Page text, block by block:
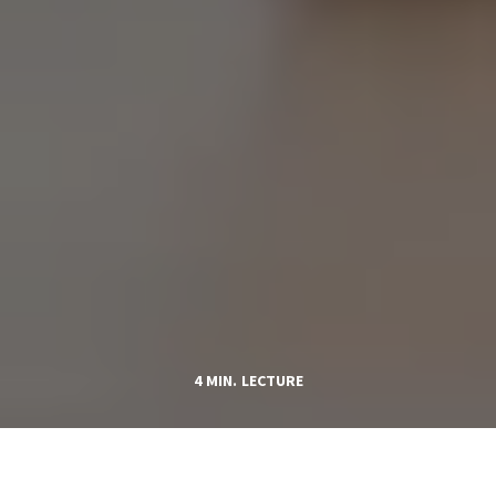
4 MIN. LECTURE